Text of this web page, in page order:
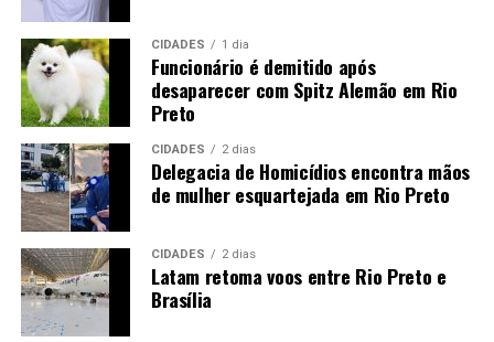
CIDADES 1 dia
Funcionário é demitido após
desaparecer com Spitz Alemão em Rio
Preto
CIDADES 2 dias
Delegacia de Homicídios encontra mãos
de mulher esquartejada em Rio Preto
CIDADES 2 dias
Latam retoma voos entre Rio Preto e
Brasília